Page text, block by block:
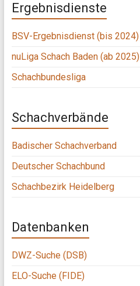
Ergebnisdienste
BSV-Ergebnisdienst (bis 2024)
nuLiga Schach Baden (ab 2025)
Schachbundesliga
Schachverbände
Badischer Schachverband
Deutscher Schachbund
Schachbezirk Heidelberg
Datenbanken
DWZ-Suche (DSB)
ELO-Suche (FIDE)